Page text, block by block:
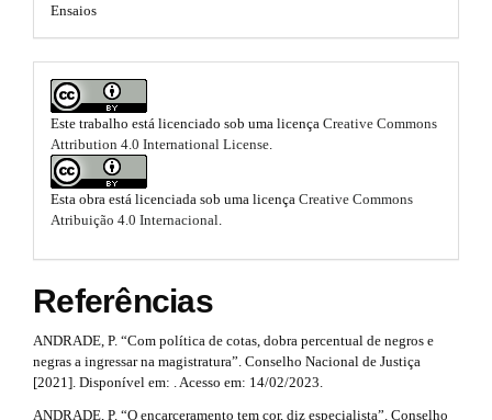
m
e
s
3
.
c
c
e
s
i
n
e
s
b
o
s
t
r
a
Ensaios
Este trabalho está licenciado sob uma licença Creative Commons
Attribution 4.0 International License.
Esta obra está licenciada sob uma licença Creative Commons
Atribuição 4.0 Internacional.
Referências
ANDRADE, P. “Com política de cotas, dobra percentual de negros e
negras a ingressar na magistratura”. Conselho Nacional de Justiça
[2021]. Disponível em: . Acesso em: 14/02/2023.
ANDRADE, P. “O encarceramento tem cor, diz especialista”. Conselho